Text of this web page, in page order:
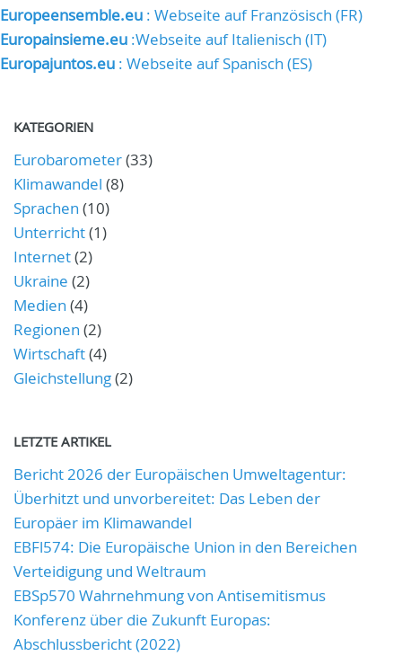
Europeensemble.eu : Webseite auf Französisch (FR)
Europainsieme.eu :Webseite auf Italienisch (IT)
Europajuntos.eu : Webseite auf Spanisch (ES)
KATEGORIEN
Eurobarometer(33)
Klimawandel (8)
Sprachen (10)
Unterricht(1)
Internet(2)
Ukraine (2)
Medien (4)
Regionen (2)
Wirtschaft(4)
Gleichstellung(2)
LETZTE ARTIKEL
Bericht 2026 der Europäischen Umweltagentur:
Überhitzt und unvorbereitet: Das Leben der
Europäer im Klimawandel
EBFl574: Die Europäische Union in den Bereichen
Verteidigung und Weltraum
EBSp570 Wahrnehmung von Antisemitismus
Konferenz über die Zukunft Europas:
Abschlussbericht (2022)